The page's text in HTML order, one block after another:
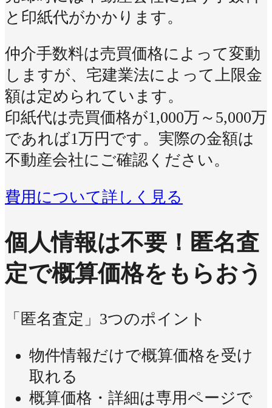
と印紙代がかかります。
仲介手数料は売買価格によって変動
しますが、宅建業法によって上限金
額は定められています。
印紙代は売買価格が1,000万～5,000万
であれば1万円です。実際の金額は
不動産会社にご確認ください。
費用について詳しく見る
個人情報は不要！ 匿名査
定で概算価格をもらおう
「匿名査定」3つのポイント
物件情報だけで概算価格を受け
取れる
概算価格・詳細は専用ページで